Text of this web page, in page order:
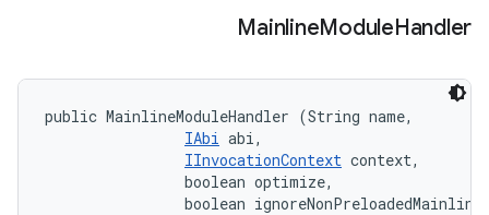
MainlineModuleHandler
public MainlineModuleHandler (String name,
IAbi abi,
IInvocationContext context,
                boolean optimize,
boolean